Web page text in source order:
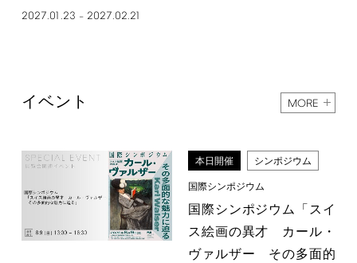
2027.01.23 – 2027.02.21
イベント MORE
本日開催 シンポジウム
国際シンポジウム
国際シンポジウム「スイ
ス絵画の異才 カール・
ヴァルザー その多面的